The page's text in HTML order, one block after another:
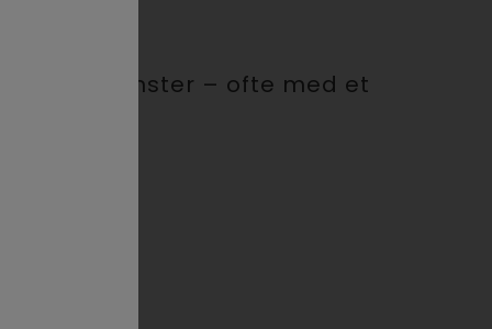
og mønster – ofte med et